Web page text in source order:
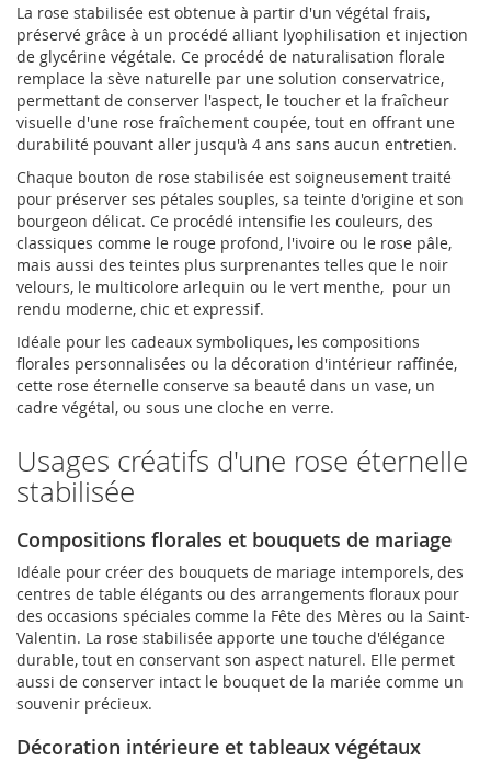
La rose stabilisée est obtenue à partir d'un végétal frais,
préservé grâce à un procédé alliant lyophilisation et injection
de glycérine végétale. Ce procédé de naturalisation florale
remplace la sève naturelle par une solution conservatrice,
permettant de conserver l'aspect, le toucher et la fraîcheur
visuelle d'une rose fraîchement coupée, tout en offrant une
durabilité pouvant aller jusqu'à 4 ans sans aucun entretien.
Chaque bouton de rose stabilisée est soigneusement traité
pour préserver ses pétales souples, sa teinte d'origine et son
bourgeon délicat. Ce procédé intensifie les couleurs, des
classiques comme le rouge profond, l'ivoire ou le rose pâle,
mais aussi des teintes plus surprenantes telles que le noir
velours, le multicolore arlequin ou le vert menthe, pour un
rendu moderne, chic et expressif.
Idéale pour les cadeaux symboliques, les compositions
florales personnalisées ou la décoration d'intérieur raffinée,
cette rose éternelle conserve sa beauté dans un vase, un
cadre végétal, ou sous une cloche en verre.
Usages créatifs d'une rose éternelle
stabilisée
Compositions florales et bouquets de mariage
Idéale pour créer des bouquets de mariage intemporels, des
centres de table élégants ou des arrangements floraux pour
des occasions spéciales comme la Fête des Mères ou la Saint-
Valentin. La rose stabilisée apporte une touche d'élégance
durable, tout en conservant son aspect naturel. Elle permet
aussi de conserver intact le bouquet de la mariée comme un
souvenir précieux.
Décoration intérieure et tableaux végétaux